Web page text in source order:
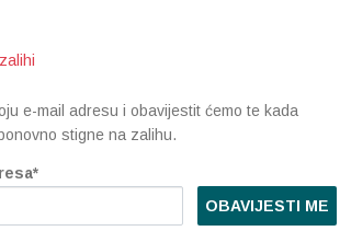
e-mail adresu i obavijestit ćemo te kada
stigne na zalihu.
OBAVIJESTI ME